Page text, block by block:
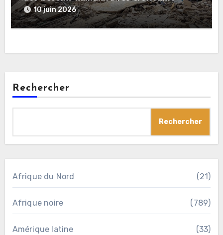
10 juin 2026
Rechercher
Rechercher
Afrique du Nord (21)
Afrique noire (789)
Amérique latine (33)